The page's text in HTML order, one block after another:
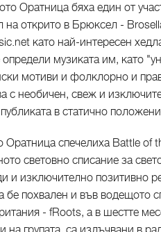
Оратница бяха един от
на открито в Брюксел -
като най-интересен
определи музиката им, като
мотиви и фолклорно и
с необичен, свеж и
в статично
Оратница спечелиха Battle of
световно списание за
и изключително позитивно
бе похвален и във водещото
- fRoots, а в шестте